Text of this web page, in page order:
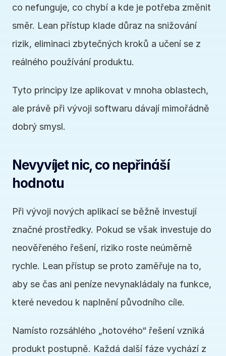
co nefunguje, co chybí a kde je potřeba změnit
směr. Lean přístup klade důraz na snižování
rizik, eliminaci zbytečných kroků a učení se z
reálného používání produktu.
Tyto principy lze aplikovat v mnoha oblastech,
ale právě při vývoji softwaru dávají mimořádně
dobrý smysl.
Nevyvíjet nic, co nepřináší
hodnotu
Při vývoji nových aplikací se běžně investují
značné prostředky. Pokud se však investuje do
neověřeného řešení, riziko roste neúměrně
rychle. Lean přístup se proto zaměřuje na to,
aby se čas ani peníze nevynakládaly na funkce,
které nevedou k naplnění původního cíle.
Namísto rozsáhlého „hotového“ řešení vzniká
produkt postupně. Každá další fáze vychází z